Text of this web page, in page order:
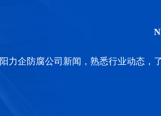
力企防腐公司新闻，熟悉行业动态，